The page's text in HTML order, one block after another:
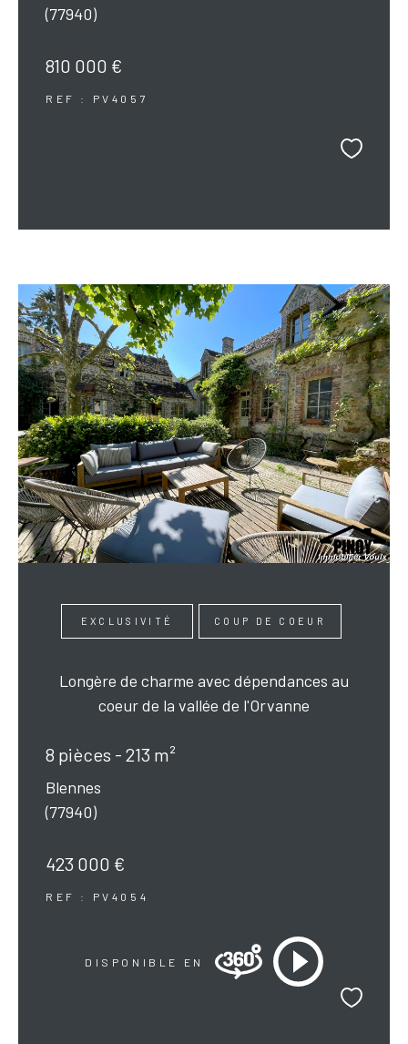
(77940)
810 000 €
REF : PV4057
EXCLUSIVITÉ COUP DE COEUR
Longère de charme avec dépendances au
coeur de la vallée de l'Orvanne
8 pièces - 213 m²
Blennes
(77940)
423 000 €
REF : PV4054
DISPONIBLE EN